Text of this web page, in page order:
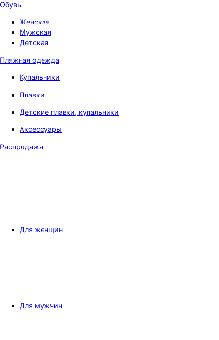
Обувь
Женская
Мужская
Детская
Пляжная одежда
Купальники
Плавки
Детские плавки, купальники
Аксессуары
Распродажа
Для женщин
Для мужчин